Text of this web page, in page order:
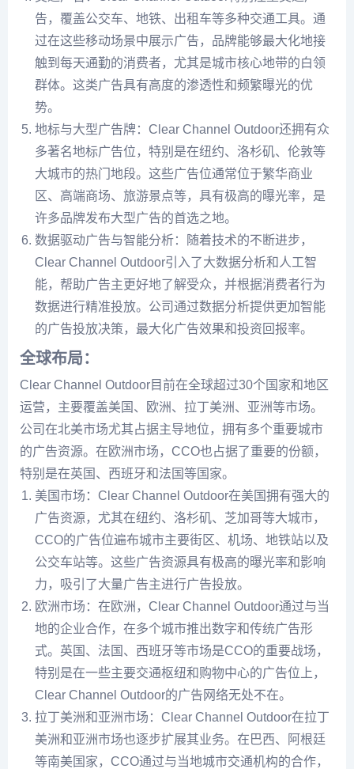
告，覆盖公交车、地铁、出租车等多种交通工具。通
过在这些移动场景中展示广告，品牌能够最大化地接
触到每天通勤的消费者，尤其是城市核心地带的白领
群体。这类广告具有高度的渗透性和频繁曝光的优
势。
地标与大型广告牌：Clear Channel Outdoor还拥有众
多著名地标广告位，特别是在纽约、洛杉矶、伦敦等
大城市的热门地段。这些广告位通常位于繁华商业
区、高端商场、旅游景点等，具有极高的曝光率，是
许多品牌发布大型广告的首选之地。
数据驱动广告与智能分析：随着技术的不断进步，
Clear Channel Outdoor引入了大数据分析和人工智
能，帮助广告主更好地了解受众，并根据消费者行为
数据进行精准投放。公司通过数据分析提供更加智能
的广告投放决策，最大化广告效果和投资回报率。
全球布局：
Clear Channel Outdoor目前在全球超过30个国家和地区
运营，主要覆盖美国、欧洲、拉丁美洲、亚洲等市场。
公司在北美市场尤其占据主导地位，拥有多个重要城市
的广告资源。在欧洲市场，CCO也占据了重要的份额，
特别是在英国、西班牙和法国等国家。
美国市场：Clear Channel Outdoor在美国拥有强大的
广告资源，尤其在纽约、洛杉矶、芝加哥等大城市，
CCO的广告位遍布城市主要街区、机场、地铁站以及
公交车站等。这些广告资源具有极高的曝光率和影响
力，吸引了大量广告主进行广告投放。
欧洲市场：在欧洲，Clear Channel Outdoor通过与当
地的企业合作，在多个城市推出数字和传统广告形
式。英国、法国、西班牙等市场是CCO的重要战场，
特别是在一些主要交通枢纽和购物中心的广告位上，
Clear Channel Outdoor的广告网络无处不在。
拉丁美洲和亚洲市场：Clear Channel Outdoor在拉丁
美洲和亚洲市场也逐步扩展其业务。在巴西、阿根廷
等南美国家，CCO通过与当地城市交通机构的合作，